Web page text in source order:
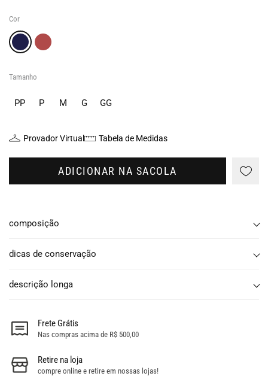
Cor
Tamanho
PP P M G GG
Provador Virtual Tabela de Medidas
ADICIONAR NA SACOLA
composição
dicas de conservação
descrição longa
Frete Grátis
Nas compras acima de R$ 500,00
Retire na loja
compre online e retire em nossas lojas!